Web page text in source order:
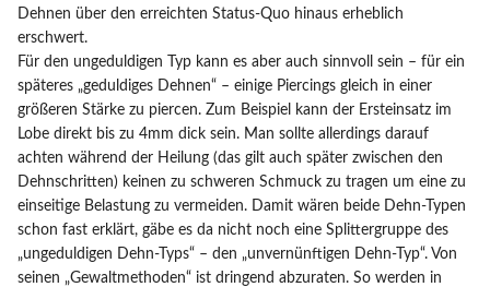
Dehnen über den erreichten Status-Quo hinaus erheblich
erschwert.
Für den ungeduldigen Typ kann es aber auch sinnvoll sein – für ein
späteres „geduldiges Dehnen“ – einige Piercings gleich in einer
größeren Stärke zu piercen. Zum Beispiel kann der Ersteinsatz im
Lobe direkt bis zu 4mm dick sein. Man sollte allerdings darauf
achten während der Heilung (das gilt auch später zwischen den
Dehnschritten) keinen zu schweren Schmuck zu tragen um eine zu
einseitige Belastung zu vermeiden. Damit wären beide Dehn-Typen
schon fast erklärt, gäbe es da nicht noch eine Splittergruppe des
„ungeduldigen Dehn-Typs“ – den „unvernünftigen Dehn-Typ“. Von
seinen „Gewaltmethoden“ ist dringend abzuraten. So werden in